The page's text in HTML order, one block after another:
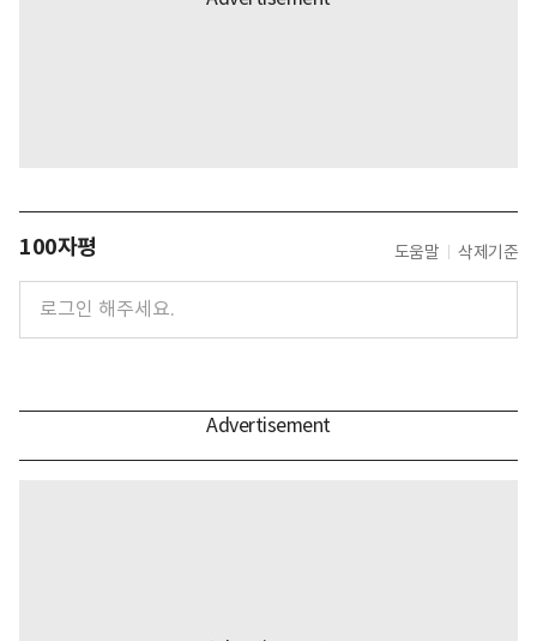
100자평 도움말 삭제기준